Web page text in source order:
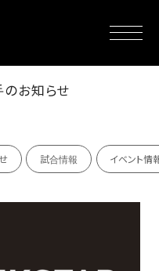
お知らせ
試合情報 イベント情